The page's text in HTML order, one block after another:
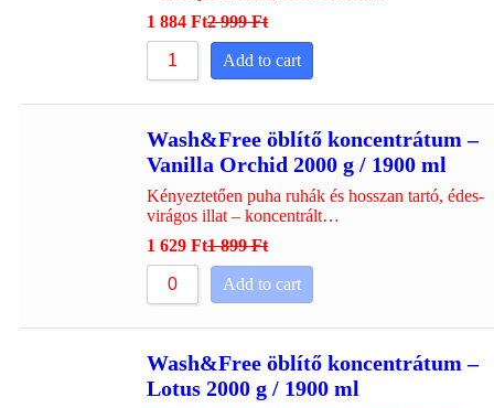
1 884 Ft2 999 Ft
Add to cart
Wash&Free öblítő koncentrátum –
Vanilla Orchid 2000 g / 1900 ml
Kényeztetően puha ruhák és hosszan tartó, édes-
virágos illat – koncentrált…
1 629 Ft1 899 Ft
Add to cart
Wash&Free öblítő koncentrátum –
Lotus 2000 g / 1900 ml